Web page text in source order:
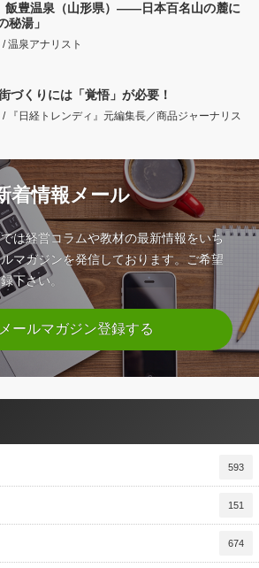
豊温泉（山形県）――日本百名山の麓に
秘湯」
温泉アナリスト
くりには「覚悟」が必要！
日経トレンディ』元編集長／商品ジャーナリス
着情報メール
は経営コラムや教材の最新情報をいち
マガジンを発信しております。ご希望
下さい。
メールマガジン登録する
593
151
674